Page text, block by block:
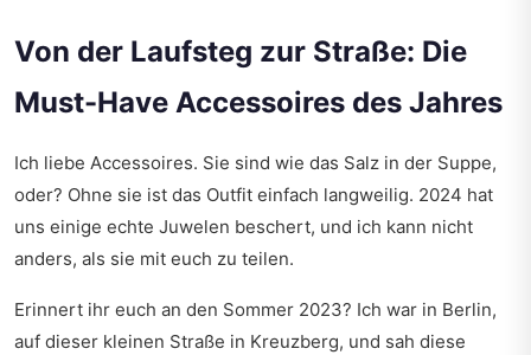
Von der Laufsteg zur Straße: Die
Must-Have Accessoires des Jahres
Ich liebe Accessoires. Sie sind wie das Salz in der Suppe,
oder? Ohne sie ist das Outfit einfach langweilig. 2024 hat
uns einige echte Juwelen beschert, und ich kann nicht
anders, als sie mit euch zu teilen.
Erinnert ihr euch an den Sommer 2023? Ich war in Berlin,
auf dieser kleinen Straße in Kreuzberg, und sah diese